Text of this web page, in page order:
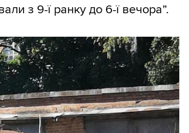
з 9-ї ранку до 6-ї вечора”.